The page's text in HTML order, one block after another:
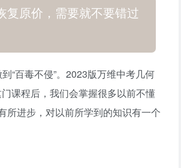
复原价，需要就不要错过
“百毒不侵”。2023版万维中考几何
课程后，我们会掌握很多以前不懂
所进步，对以前所学到的知识有一个